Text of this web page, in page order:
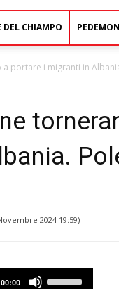
DEL CHIAMPO
portare i migranti in
2024 19:59)
00:00
Utilizzare